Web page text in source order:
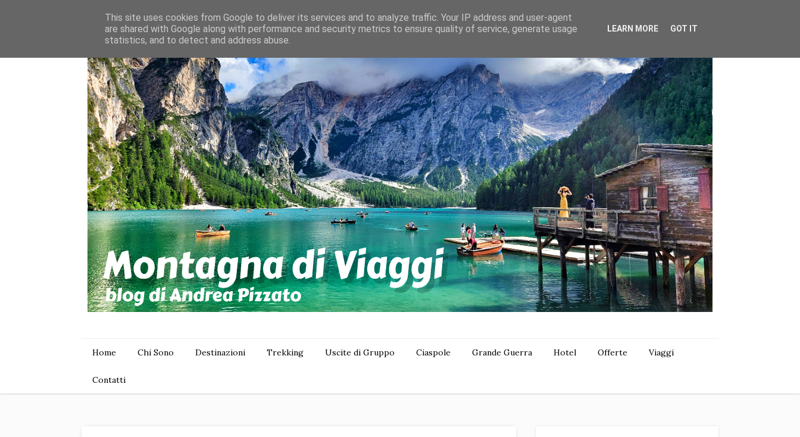
Home Chi Sono Destinazioni Trekking Uscite di Gruppo Ciaspole Grande Guerra Hotel Offerte Viaggi
Contatti
This site uses cookies from Google to deliver its services and to analyze traffic. Your IP address and user-agent
are shared with Google along with performance and security metrics to ensure quality of service, generate usage
statistics, and to detect and address abuse.
LEARN MORE GOT IT